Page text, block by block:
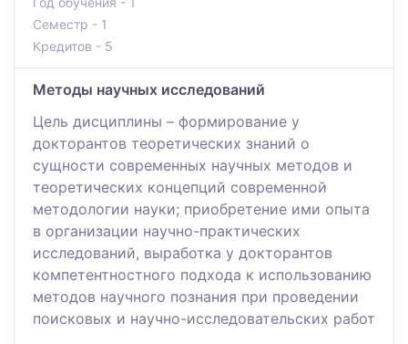
Семестр - 1
Кредитов - 5
Методы научных исследований
Цель дисциплины – формирование у
докторантов теоретических знаний о
сущности современных научных методов и
теоретических концепций современной
методологии науки; приобретение ими опыта
в организации научно-практических
исследований, выработка у докторантов
компетентностного подхода к использованию
методов научного познания при проведении
поисковых и научно-исследовательских работ